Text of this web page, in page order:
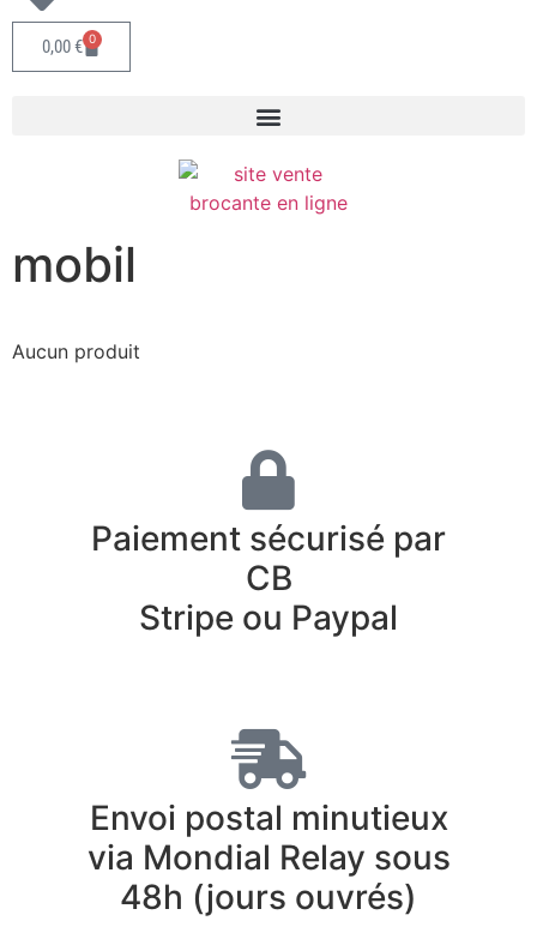
0,00€ 0
mobil
Aucun produit
Paiement sécurisé par
CB
Stripe ou Paypal
Envoi postal minutieux
via Mondial Relay sous
48h (jours ouvrés)